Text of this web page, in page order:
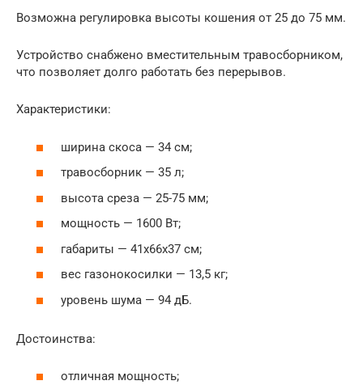
Возможна регулировка высоты кошения от 25 до 75 мм.
Устройство снабжено вместительным травосборником,
что позволяет долго работать без перерывов.
Характеристики:
ширина скоса — 34 см;
травосборник — 35 л;
высота среза — 25-75 мм;
мощность — 1600 Вт;
габариты — 41x66x37 см;
вес газонокосилки — 13,5 кг;
уровень шума — 94 дБ.
Достоинства:
отличная мощность;